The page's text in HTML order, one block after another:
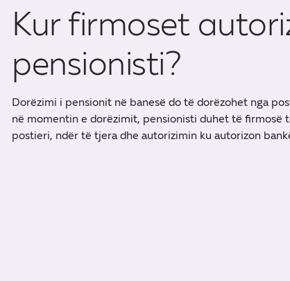
Kur firmoset
pensionisti?
Dorëzimi i pensionit në banesë do të dorëzohet nga
në momentin e dorëzimit, pensionisti duhet të firmosë
postieri, ndër të tjera dhe autorizimin ku autorizon